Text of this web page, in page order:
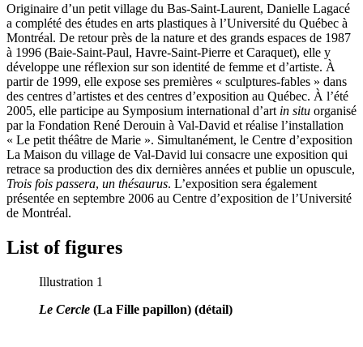
Originaire d’un petit village du Bas-Saint-Laurent, Danielle Lagacé
a complété des études en arts plastiques à l’Université du Québec à
Montréal. De retour près de la nature et des grands espaces de 1987
à 1996 (Baie-Saint-Paul, Havre-Saint-Pierre et Caraquet), elle y
développe une réflexion sur son identité de femme et d’artiste. À
partir de 1999, elle expose ses premières « sculptures-fables » dans
des centres d’artistes et des centres d’exposition au Québec. À l’été
2005, elle participe au Symposium international d’art in situ organisé
par la Fondation René Derouin à Val-David et réalise l’installation
« Le petit théâtre de Marie ». Simultanément, le Centre d’exposition
La Maison du village de Val-David lui consacre une exposition qui
retrace sa production des dix dernières années et publie un opuscule,
Trois fois passera, un thésaurus. L’exposition sera également
présentée en septembre 2006 au Centre d’exposition de l’Université
de Montréal.
List of figures
Illustration 1
Le Cercle (La Fille papillon) (détail)